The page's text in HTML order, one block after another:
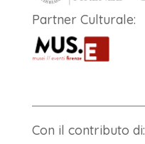
Partner Culturale:
Con il contributo di: